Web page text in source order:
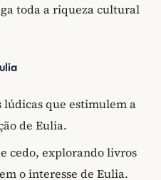
toda a riqueza cultural
que estimulem a
de Eulia.
cedo, explorando livros
o interesse de Eulia.